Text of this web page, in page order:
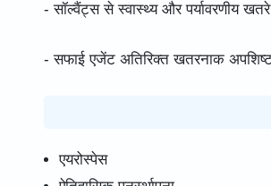
- सॉल्वैंट्स से स्वास्थ्य और पर्यावरणीय
- सफाई एजेंट अतिरिक्त खतरनाक
एयरोस्पेस